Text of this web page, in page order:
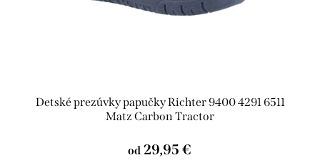
Detské prezúvky papučky Richter 9400 4291 6511
Matz Carbon Tractor
od 29,95 €